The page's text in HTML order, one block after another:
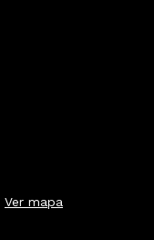
Ver mapa